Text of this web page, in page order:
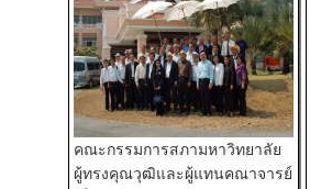
คณะกรรมการสภามหาวิทยาลัย
ผู้ทรงคุณวุฒิและผู้แทนคณาจารย์